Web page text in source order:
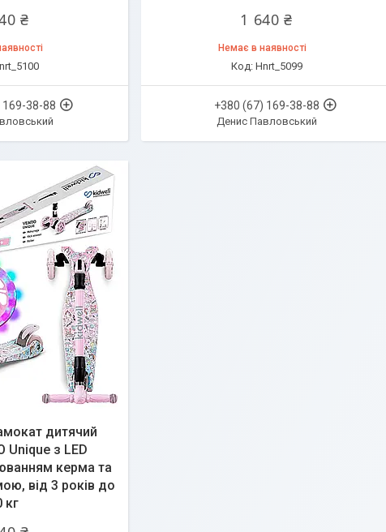
₴
169-38-88
1 640 ₴
Немає в наявності
Hnrt_5099
+380 (67) 169-38-88
Денис Павловський
дитячий
Unique з LED
керма та
від 3 років до
кг